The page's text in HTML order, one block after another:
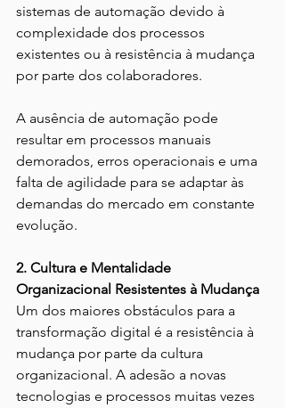
sistemas de automação devido à
complexidade dos processos
existentes ou à resistência à mudança
por parte dos colaboradores.
A ausência de automação pode
resultar em processos manuais
demorados, erros operacionais e uma
falta de agilidade para se adaptar às
demandas do mercado em constante
evolução.
2. Cultura e Mentalidade
Organizacional Resistentes à Mudança
Um dos maiores obstáculos para a
transformação digital é a resistência à
mudança por parte da cultura
organizacional. A adesão a novas
tecnologias e processos muitas vezes